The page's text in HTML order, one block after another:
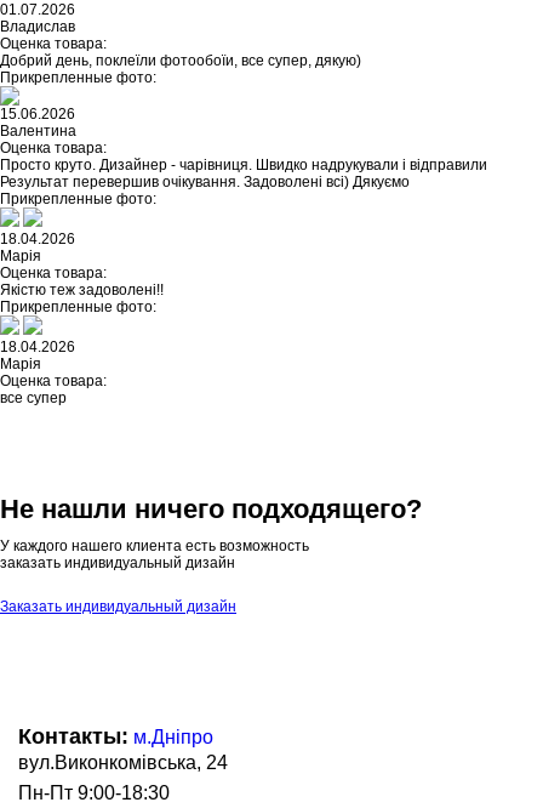
01.07.2026
Владислав
Оценка товара:
Добрий день, поклеїли фотообоїи, все супер, дякую)
Прикрепленные фото:
15.06.2026
Валентина
Оценка товара:
Просто круто. Дизайнер - чарівниця. Швидко надрукували і відправили
Результат перевершив очікування. Задоволені всі) Дякуємо
Прикрепленные фото:
18.04.2026
Марія
Оценка товара:
Якістю теж задоволені!!
Прикрепленные фото:
18.04.2026
Марія
Оценка товара:
все супер
Не нашли ничего подходящего?
У каждого нашего клиента есть возможность
заказать индивидуальный дизайн
Заказать индивидуальный дизайн
Контакты: м.Дніпро
вул.Виконкомівська, 24
Пн-Пт 9:00-18:30